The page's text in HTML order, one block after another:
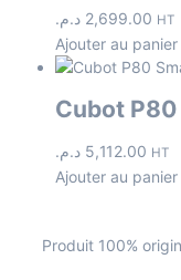
2,699.00 د.م. HT
Ajouter au panier
Cubot
5,112.00 د.م. HT
Ajouter au panier
Produit 100%